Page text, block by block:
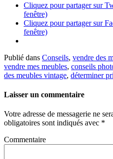
Cliquez pour partager sur
fenêtre)
Cliquez pour partager sur
fenêtre)
Publié dans Conseils, vendre des
vendre mes meubles, conseils
des meubles vintage, déterminer
Laisser un commentaire
Votre adresse de messagerie ne
obligatoires sont indiqués avec *
Commentaire